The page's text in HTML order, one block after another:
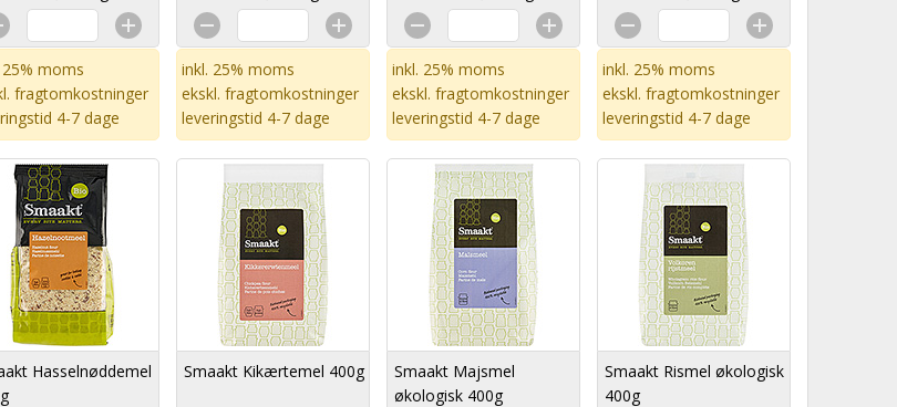
moms
fragtomkostninger
4-7 dage
inkl. 25% moms
ekskl. fragtomkostninger
leveringstid 4-7 dage
inkl. 25% moms
ekskl. fragtomkostninger
leveringstid 4-7 dage
inkl. 25% moms
ekskl. fragtomkostninger
leveringstid 4-7 dage
Hasselnøddemel
Smaakt Kikærtemel 400g
Smaakt Majsmel
økologisk 400g
Smaakt Rismel økologisk
400g